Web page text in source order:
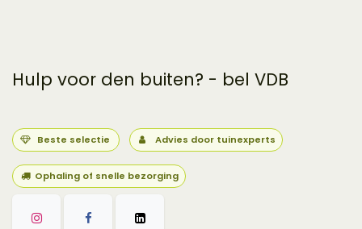
Hulp voor den buiten? - bel VDB
Beste selectie Advies door tuinexperts
Ophaling of snelle bezorging